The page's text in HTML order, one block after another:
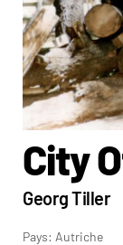
City
Georg Tiller
Pays: Autriche